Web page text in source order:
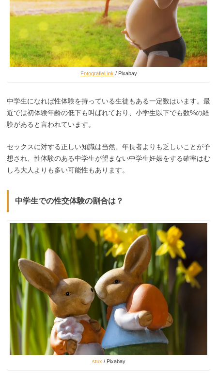
FotografieLink / Pixabay
中学生になれば性体験を持っている生徒もある一定数はいます。最
近では初体験年齢の低下も叫ばれており、小学生以下でも数%の経
験があると言われています。
セックスに対する正しい知識は当然、年長者よりも乏しいことが予
想され、性体験のある中学生が望まない中学生妊娠をする確率はむ
しろ大人よりも多い可能性もあります。
中学生での性交体験の割合は？
stux / Pixabay